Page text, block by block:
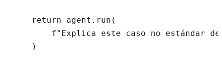
    return agent.run(
f"Explica este caso no estándar